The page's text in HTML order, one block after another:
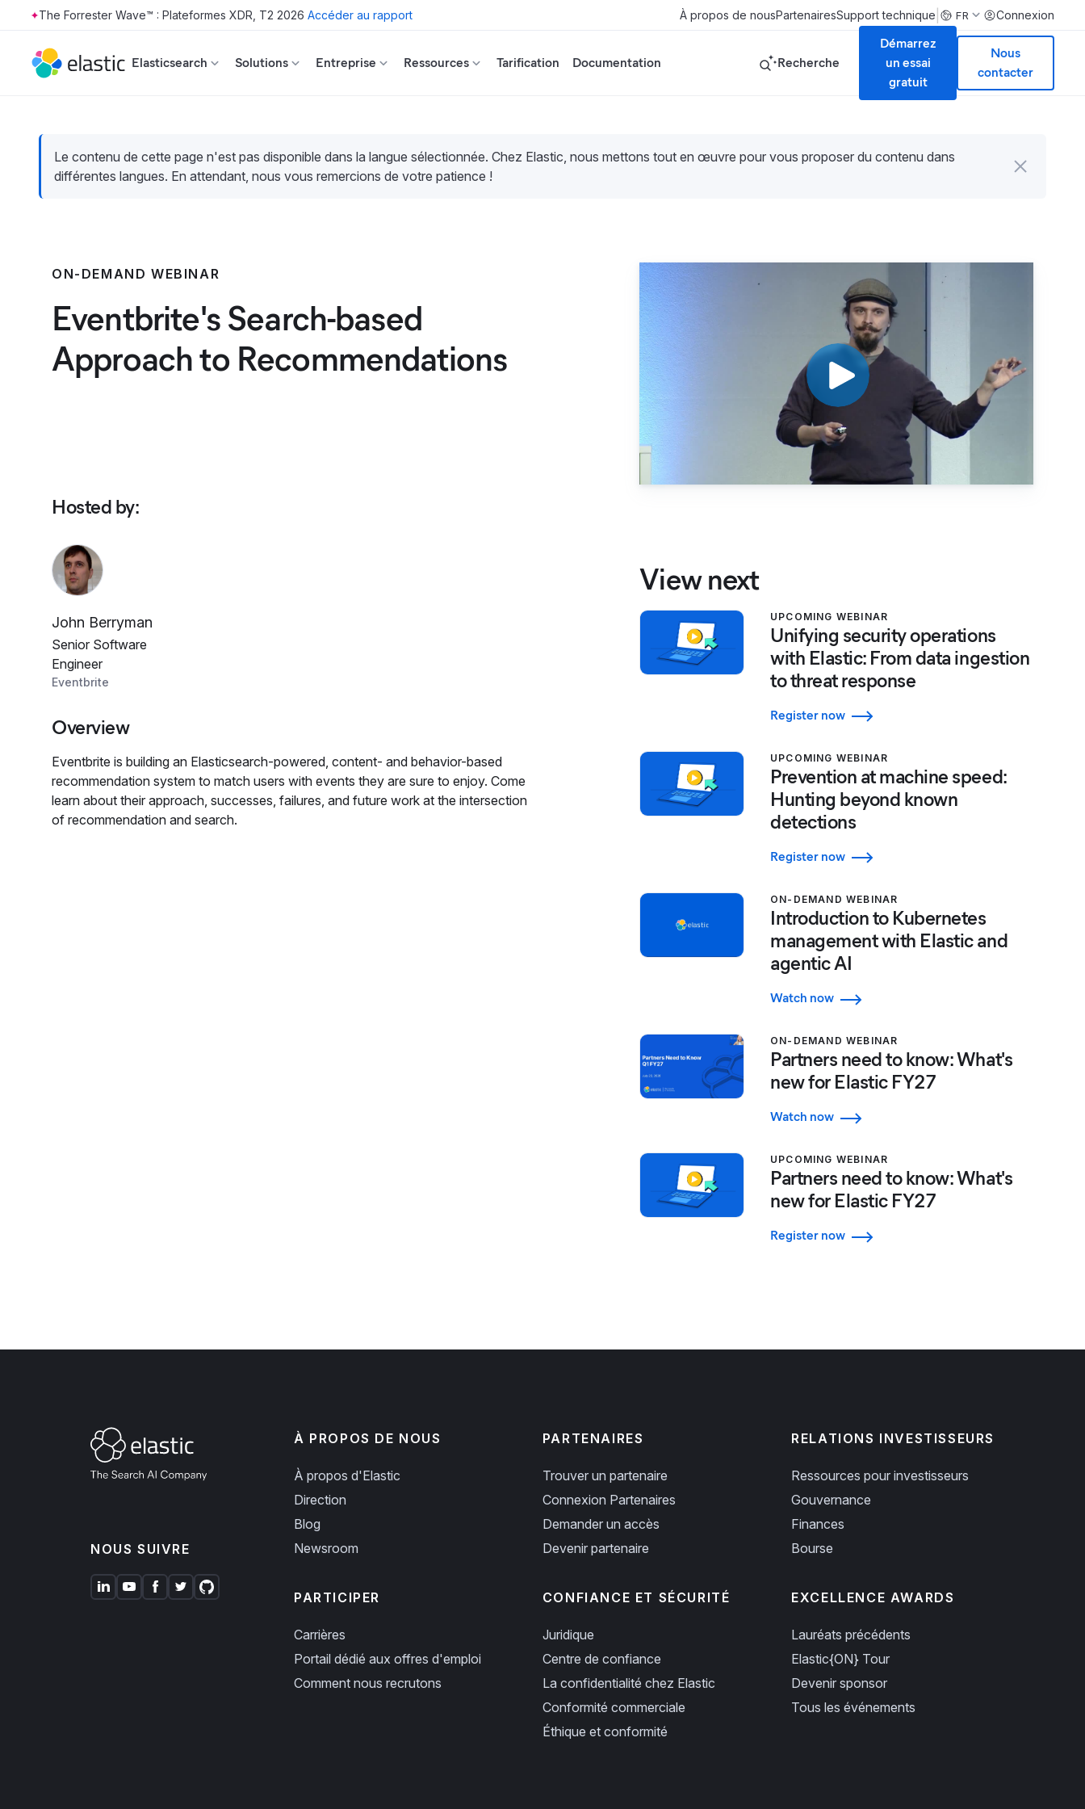
Skip to main content
The Forrester Wave™ : Plateformes XDR, T2 2026 Accéder au rapport À propos de nousPartenairesSupport technique FR Connexion
Elasticsearch Solutions Entreprise Ressources Tarification Documentation Recherche
Démarrez
un essai
gratuit
Nous
contacter
Le contenu de cette page n'est pas disponible dans la langue sélectionnée. Chez Elastic, nous mettons tout en œuvre pour vous proposer du contenu dans
différentes langues. En attendant, nous vous remercions de votre patience !
ON-DEMAND WEBINAR
Eventbrite's Search-based
Approach to Recommendations
Hosted by:
John Berryman
Senior Software
Engineer
Eventbrite
Overview
Eventbrite is building an Elasticsearch-powered, content- and behavior-based
recommendation system to match users with events they are sure to enjoy. Come
learn about their approach, successes, failures, and future work at the intersection
of recommendation and search.
View next
UPCOMING WEBINAR
Unifying security operations
with Elastic: From data ingestion
to threat response
Register now
UPCOMING WEBINAR
Prevention at machine speed:
Hunting beyond known
detections
Register now
ON-DEMAND WEBINAR
Introduction to Kubernetes
management with Elastic and
agentic AI
Watch now
ON-DEMAND WEBINAR
Partners need to know: What's
new for Elastic FY27
Watch now
UPCOMING WEBINAR
Partners need to know: What's
new for Elastic FY27
Register now
NOUS SUIVRE
À PROPOS DE NOUS
À propos d'Elastic
Direction
Blog
Newsroom
PARTICIPER
Carrières
Portail dédié aux offres d'emploi
Comment nous recrutons
PARTENAIRES
Trouver un partenaire
Connexion Partenaires
Demander un accès
Devenir partenaire
CONFIANCE ET SÉCURITÉ
Juridique
Centre de confiance
La confidentialité chez Elastic
Conformité commerciale
Éthique et conformité
RELATIONS INVESTISSEURS
Ressources pour investisseurs
Gouvernance
Finances
Bourse
EXCELLENCE AWARDS
Lauréats précédents
Elastic{ON} Tour
Devenir sponsor
Tous les événements